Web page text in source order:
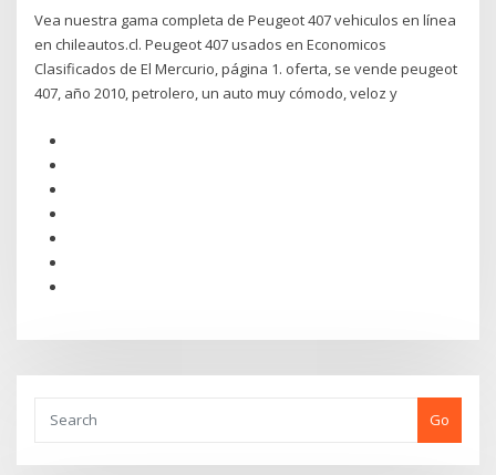
Vea nuestra gama completa de Peugeot 407 vehiculos en línea
en chileautos.cl. Peugeot 407 usados en Economicos
Clasificados de El Mercurio, página 1. oferta, se vende peugeot
407, año 2010, petrolero, un auto muy cómodo, veloz y
Go